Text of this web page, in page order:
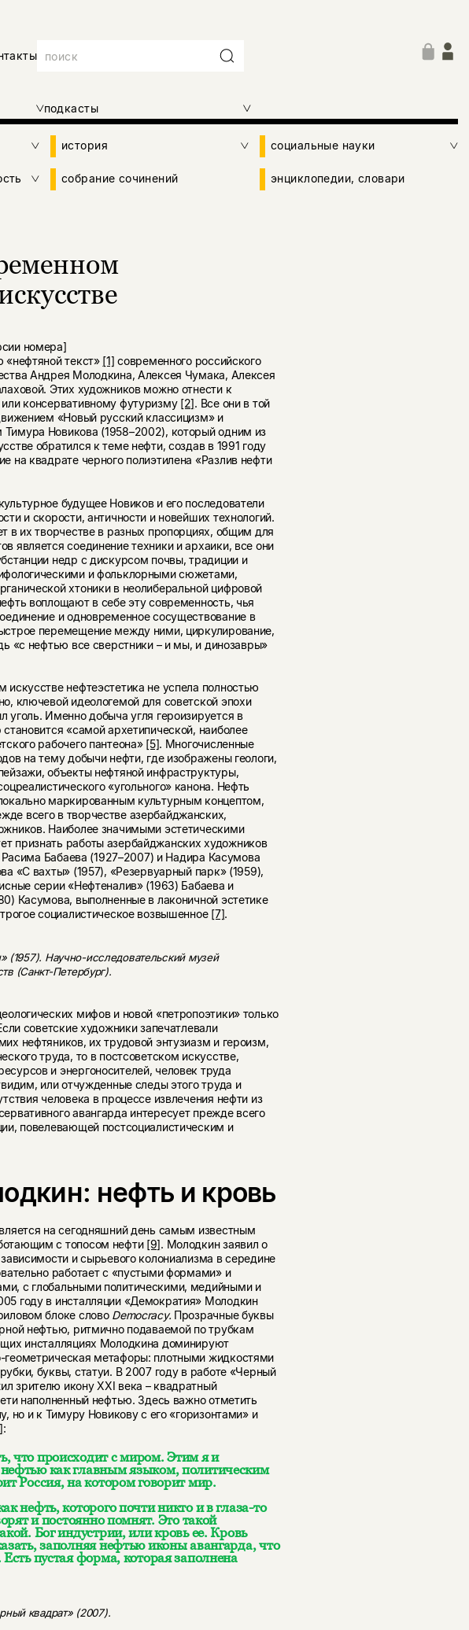
подкасты
история социальные науки
собрание сочинений энциклопедии, словари
номера]
текст» [1] современного российского
Андрея Молодкина, Алексея Чумака, Алексея
Этих художников можно отнести к
консервативному футуризму [2]. Все они в той
«Новый русский классицизм» и
Новикова (1958–2002), который одним из
обратился к теме нефти, создав в 1991 году
на квадрате черного полиэтилена «Разлив нефти
будущее Новиков и его последователи
и скорости, античности и новейших технологий.
в их творчестве в разных пропорциях, общим для
является соединение техники и архаики, все они
недр с дискурсом почвы, традиции и
и фольклорными сюжетами,
хтоники в неолиберальной цифровой
воплощают в себе эту современность, чья
и одновременное сосуществование в
перемещение между ними, циркулирование,
«с нефтью все сверстники – и мы, и динозавры»
искусстве нефтеэстетика не успела полностью
ключевой идеологемой для советской эпохи
уголь. Именно добыча угля героизируется в
«самой архетипической, наиболее
рабочего пантеона» [5]. Многочисленные
на тему добычи нефти, где изображены геологи,
объекты нефтяной инфраструктуры,
«угольного» канона. Нефть
маркированным культурным концептом,
всего в творчестве азербайджанских,
Наиболее значимыми эстетическими
признать работы азербайджанских художников
Расима Бабаева (1927–2007) и Надира Касумова
«С вахты» (1957), «Резервуарный парк» (1959),
серии «Нефтеналив» (1963) Бабаева и
Касумова, выполненные в лаконичной эстетике
социалистическое возвышенное [7].
(1957). Научно-исследовательский музей
(Санкт-Петербург).
мифов и новой «петропоэтики» только
советские художники запечатлевали
нефтяников, их трудовой энтузиазм и героизм,
труда, то в постсоветском искусстве,
и энергоносителей, человек труда
или отчужденные следы этого труда и
человека в процессе извлечения нефти из
авангарда интересует прежде всего
повелевающей постсоциалистическим и
нефть и кровь
на сегодняшний день самым известным
с топосом нефти [9]. Молодкин заявил о
и сырьевого колониализма в середине
работает с «пустыми формами» и
с глобальными политическими, медийными и
году в инсталляции «Демократия» Молодкин
блоке слово Democracy. Прозрачные буквы
нефтью, ритмично подаваемой по трубкам
инсталляциях Молодкина доминируют
геометрическая метафоры: плотными жидкостями
буквы, статуи. В 2007 году в работе «Черный
зрителю икону XXI века – квадратный
наполненный нефтью. Здесь важно отметить
но и к Тимуру Новикову с его «горизонтами» и
:
что происходит с миром. Этим я и
как главным языком, политическим
Россия, на котором говорит мир.
нефть, которого почти никто и в глаза-то
и постоянно помнят. Это такой
Бог индустрии, или кровь ее. Кровь
заполняя нефтью иконы авангарда, что
пустая форма, которая заполнена
квадрат» (2007).